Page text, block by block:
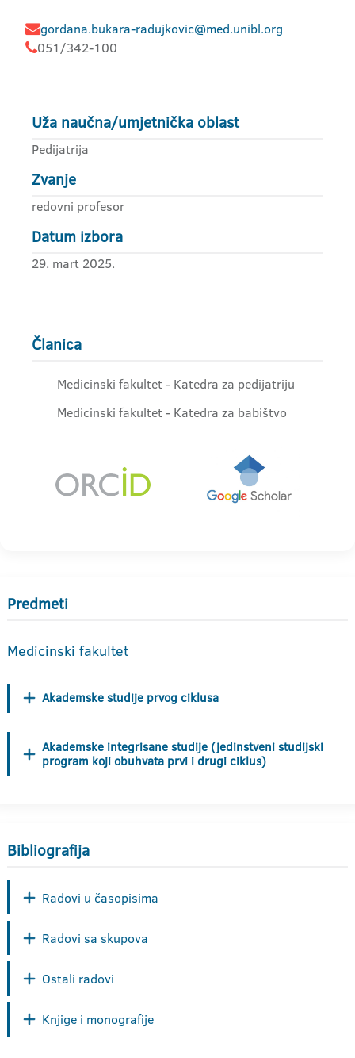
gordana.bukara-radujkovic@med.unibl.org
051/342-100
Uža naučna/umjetnička oblast
Pedijatrija
Zvanje
redovni profesor
Datum izbora
29. mart 2025.
Članica
Medicinski fakultet - Katedra za pedijatriju
Medicinski fakultet - Katedra za babištvo
Predmeti
Medicinski fakultet
Akademske studije prvog ciklusa
Akademske integrisane studije (jedinstveni studijski
program koji obuhvata prvi i drugi ciklus)
Bibliografija
Radovi u časopisima
Radovi sa skupova
Ostali radovi
Knjige i monografije